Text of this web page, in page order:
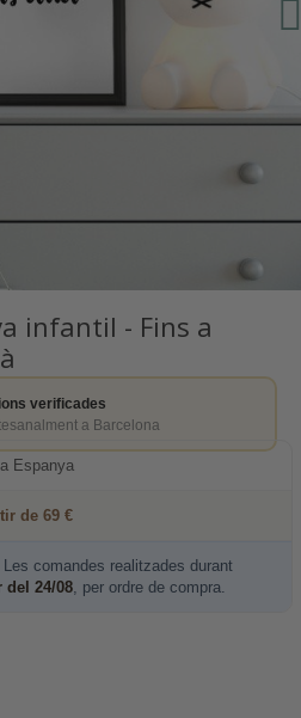
infantil - Fins a
verificades
a Barcelona
Espanya
de 69 €
Les comandes realitzades durant
del 24/08, per ordre de compra.